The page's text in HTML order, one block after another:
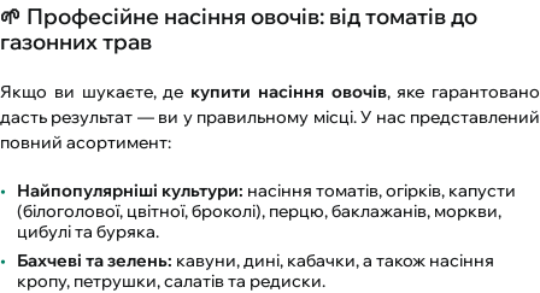
🌱 Професійне насіння овочів: від томатів до
газонних трав
Якщо ви шукаєте, де купити насіння овочів, яке гарантовано
дасть результат — ви у правильному місці. У нас представлений
повний асортимент:
Найпопулярніші культури: насіння томатів, огірків, капусти
(білоголової, цвітної, броколі), перцю, баклажанів, моркви,
цибулі та буряка.
Бахчеві та зелень: кавуни, дині, кабачки, а також насіння
кропу, петрушки, салатів та редиски.